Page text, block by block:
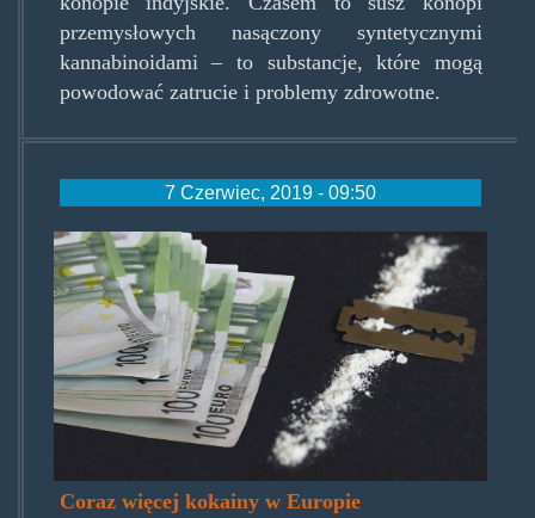
przemysłowych nasączony syntetycznymi
kannabinoidami – to substancje, które mogą
powodować zatrucie i problemy zdrowotne.
7 Czerwiec, 2019 - 09:50
kokain-udn-euroscheine.jpg
Coraz więcej kokainy w Europie